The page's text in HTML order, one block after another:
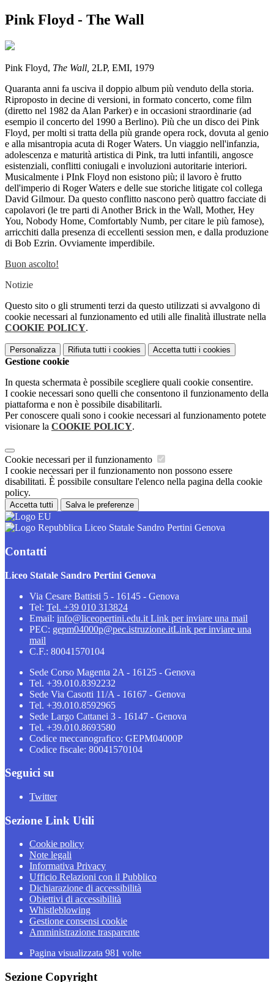
Pink Floyd - The Wall
Pink Floyd, The Wall, 2LP, EMI, 1979
Quaranta anni fa usciva il doppio album più venduto della storia.
Riproposto in decine di versioni, in formato concerto, come film
(diretto nel 1982 da Alan Parker) e in occasioni straordinarie (ad
esempio il concerto del 1990 a Berlino). Più che un disco dei Pink
Floyd, per molti si tratta della più grande opera rock, dovuta al genio
e alla misantropia acuta di Roger Waters. Un viaggio nell'infanzia,
adolescenza e maturità artistica di Pink, tra lutti infantili, angosce
esistenziali, conflitti coniugali e involuzioni autoritarie interiori.
Musicalmente i PInk Floyd non esistono più; il lavoro è frutto
dell'imperio di Roger Waters e delle sue storiche litigate col collega
David Gilmour. Da questo conflitto nascono però quattro facciate di
capolavori (le tre parti di Another Brick in the Wall, Mother, Hey
You, Nobody Home, Comfortably Numb, per citare le più famose),
arricchiti dalla presenza di eccellenti session men, e dalla produzione
di Bob Ezrin. Ovviamente imperdibile.
Buon ascolto!
Notizie
Questo sito o gli strumenti terzi da questo utilizzati si avvalgono di
cookie necessari al funzionamento ed utili alle finalità illustrate nella
COOKIE POLICY.
Personalizza Rifiuta tutti i cookies Accetta tutti i cookies
Gestione cookie
In questa schermata è possibile scegliere quali cookie consentire.
I cookie necessari sono quelli che consentono il funzionamento della
piattaforma e non è possibile disabilitarli.
Per conoscere quali sono i cookie necessari al funzionamento potete
visionare la COOKIE POLICY.
Cookie necessari per il funzionamento
I cookie necessari per il funzionamento non possono essere
disabilitati. È possibile consultare l'elenco nella pagina della cookie
policy.
Accetta tutti Salva le preferenze
Liceo Statale Sandro Pertini Genova
Contatti
Liceo Statale Sandro Pertini Genova
Via Cesare Battisti 5 - 16145 - Genova
Tel: Tel. +39 010 313824
Email: info@liceopertini.edu.it Link per inviare una mail
PEC: gepm04000p@pec.istruzione.itLink per inviare una
mail
C.F.: 80041570104
Sede Corso Magenta 2A - 16125 - Genova
Tel. +39.010.8392232
Sede Via Casotti 11/A - 16167 - Genova
Tel. +39.010.8592965
Sede Largo Cattanei 3 - 16147 - Genova
Tel. +39.010.8693580
Codice meccanografico: GEPM04000P
Codice fiscale: 80041570104
Seguici su
Twitter
Sezione Link Utili
Cookie policy
Note legali
Informativa Privacy
Ufficio Relazioni con il Pubblico
Dichiarazione di accessibilità
Obiettivi di accessibilità
Whistleblowing
Gestione consensi cookie
Amministrazione trasparente
Pagina visualizzata 981 volte
Sezione Copyright